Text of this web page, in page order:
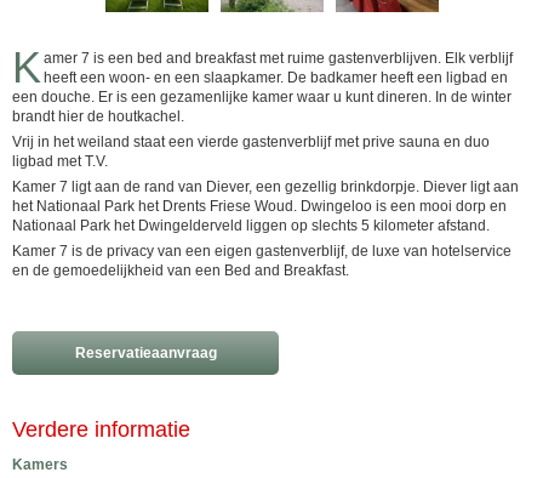
K amer 7 is een bed and breakfast met ruime gastenverblijven. Elk verblijf
heeft een woon- en een slaapkamer. De badkamer heeft een ligbad en
een douche. Er is een gezamenlijke kamer waar u kunt dineren. In de winter
brandt hier de houtkachel.
Vrij in het weiland staat een vierde gastenverblijf met prive sauna en duo
ligbad met T.V.
Kamer 7 ligt aan de rand van Diever, een gezellig brinkdorpje. Diever ligt aan
het Nationaal Park het Drents Friese Woud. Dwingeloo is een mooi dorp en
Nationaal Park het Dwingelderveld liggen op slechts 5 kilometer afstand.
Kamer 7 is de privacy van een eigen gastenverblijf, de luxe van hotelservice
en de gemoedelijkheid van een Bed and Breakfast.
Reservatieaanvraag
Verdere informatie
Kamers